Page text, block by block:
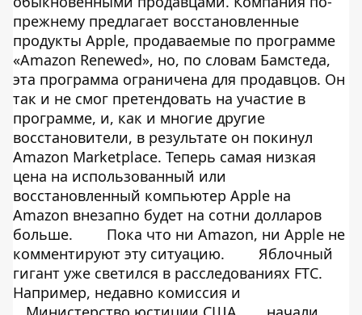
прежнему предлагает восстановленные
продукты Apple, продаваемые по программе
«Amazon Renewed», но, по словам Бамстеда,
эта программа ограничена для продавцов. Он
так и не смог претендовать на участие в
программе, и, как и многие другие
восстановители, в результате он покинул
Amazon Marketplace. Теперь самая низкая
цена на использованный или
восстановленный компьютер Apple на
Amazon внезапно будет на сотни долларов
больше.
Пока что ни Amazon, ни Apple не
комментируют эту ситуацию.
Яблочный
гигант уже светился в расследованиях FTC.
Например, недавно комиссия и